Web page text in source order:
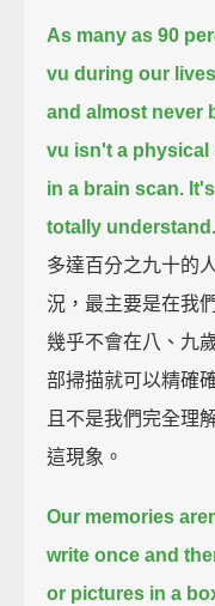
As many as 90
vu during our
and almost never
vu isn't a physical
in a brain scan.
totally understand.
多達百分之九十的
況，最主要是在我
幾乎不會在八、九
部掃描就可以精確
且不是我們完全理
這現象。
Our memories
write once and
or pictures in a